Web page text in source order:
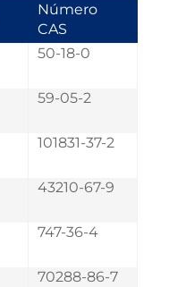
Número
CAS
50-18-0
59-05-2
101831-37-2
43210-67-9
747-36-4
70288-86-7